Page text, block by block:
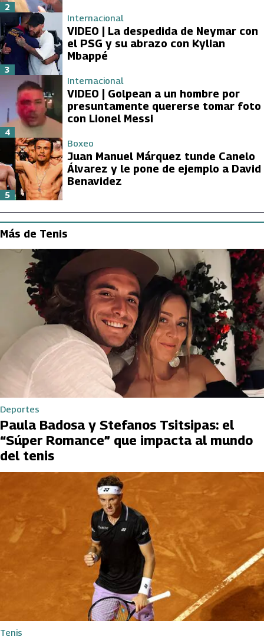
2
Internacional
VIDEO | La despedida de Neymar con
el PSG y su abrazo con Kylian
Mbappé
3
Internacional
VIDEO | Golpean a un hombre por
presuntamente quererse tomar foto
con Lionel Messi
4
Boxeo
Juan Manuel Márquez tunde Canelo
Álvarez y le pone de ejemplo a David
Benavidez
5
Más de Tenis
Deportes
Paula Badosa y Stefanos Tsitsipas: el
“Súper Romance” que impacta al mundo
del tenis
Tenis